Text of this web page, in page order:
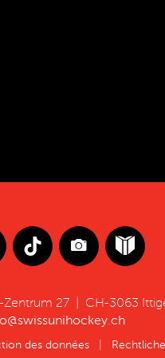
27 | CH-3063
des données